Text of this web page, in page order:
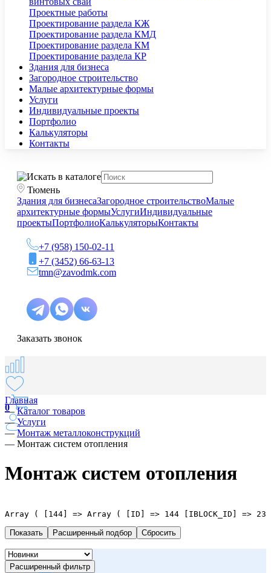
Проектные работы
Проектирование раздела КЖ
Проектирование раздела КМД
Проектирование раздела КМ
Проектирование раздела КР
Здания для бизнеса
Загородное строительство
Малые архитектурные формы
Услуги
Индивидуальные проекты
Портфолио
Калькуляторы
Контакты
Тюмень
Здания для бизнесаЗагородное строительствоМалые
архитектурные формыУслугиИндивидуальные
проектыПортфолиоКалькуляторыКонтакты
+7 (958) 150-02-11
+7 (3452) 66-63-13
tmn@zavodmk.com
Заказать звонок
0
Главная
—Каталог товаров
—Услуги
—Монтаж металлоконструкций
— Монтаж систем отопления
Монтаж систем отопления
Array ( [144] => Array ( [ID] => 144 [IBLOCK_ID] => 23
Расширенный подбор
Расширенный фильтр